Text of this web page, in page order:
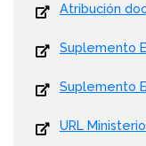
Atribución
Suplemento
Suplemento
URL